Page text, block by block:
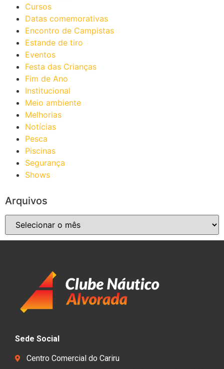
Cursos
Datas comemorativas
Encontro de Campistas
Estande de tiro
Eventos
Festa das Crianças
Fim de Ano
Institucional
Meio ambiente
Melhorias
Notícias
Pesca
Piscinas
Segurança
Shows
Arquivos
Sede Social
Centro Comercial do Cariru